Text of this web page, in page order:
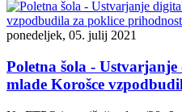
ponedeljek, 05. julij 2021
Poletna šola -
mlade Korošce